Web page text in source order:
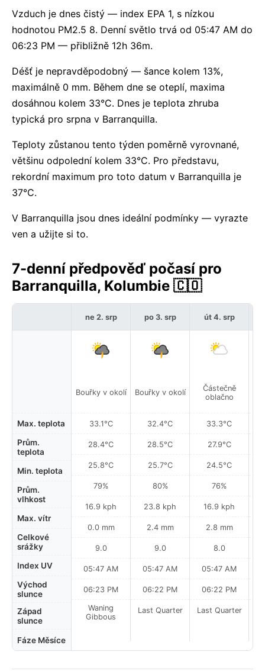
Vzduch je dnes čistý — index EPA 1, s nízkou
hodnotou PM2.5 8. Denní světlo trvá od 05:47 AM do
06:23 PM — přibližně 12h 36m.
Déšť je nepravděpodobný — šance kolem 13%,
maximálně 0 mm. Během dne se oteplí, maxima
dosáhnou kolem 33°C. Dnes je teplota zhruba
typická pro srpna v Barranquilla.
Teploty zůstanou tento týden poměrně vyrovnané,
většinu odpolední kolem 33°C. Pro představu,
rekordní maximum pro toto datum v Barranquilla je
37°C.
V Barranquilla jsou dnes ideální podmínky — vyrazte
ven a užijte si to.
7-denní předpověď počasí pro
Barranquilla, Kolumbie 🇨🇴
Max. teplota
Prům.
teplota
Min. teplota
Prům.
vlhkost
Max. vítr
Celkové
srážky
Index UV
Východ
slunce
Západ
slunce
Fáze Měsíce
ne 2. srp
Bouřky v okolí
33.1°C
28.4°C
25.8°C
79%
16.9 kph
0.0 mm
9.0
05:47 AM
06:23 PM
Waning
Gibbous
po 3. srp
Bouřky v okolí
32.4°C
28.5°C
25.7°C
80%
23.8 kph
2.4 mm
9.0
05:47 AM
06:22 PM
Last Quarter
út 4. srp
Částečně
oblačno
33.3°C
27.9°C
24.5°C
76%
16.9 kph
2.8 mm
8.0
05:47 AM
06:22 PM
Last Quarter